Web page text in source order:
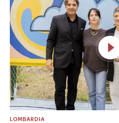
LOMBARDIA